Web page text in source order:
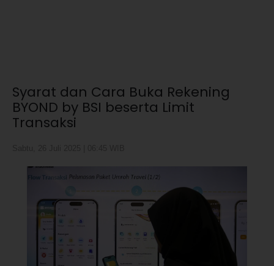
Syarat dan Cara Buka Rekening
BYOND by BSI beserta Limit
Transaksi